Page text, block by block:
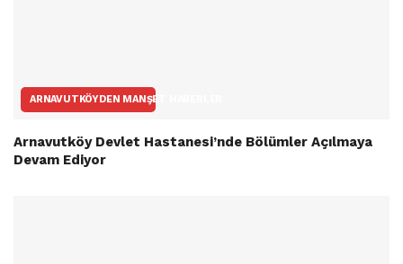
ARNAVUTKÖYDEN MANŞET HABERLER
Arnavutköy Devlet Hastanesi’nde Bölümler Açılmaya
Devam Ediyor